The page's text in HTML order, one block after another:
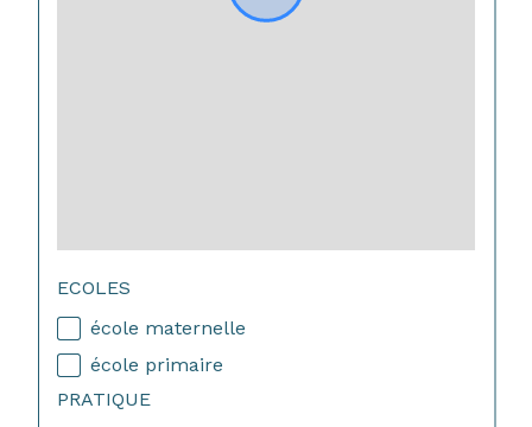
ECOLES
école maternelle
école primaire
PRATIQUE